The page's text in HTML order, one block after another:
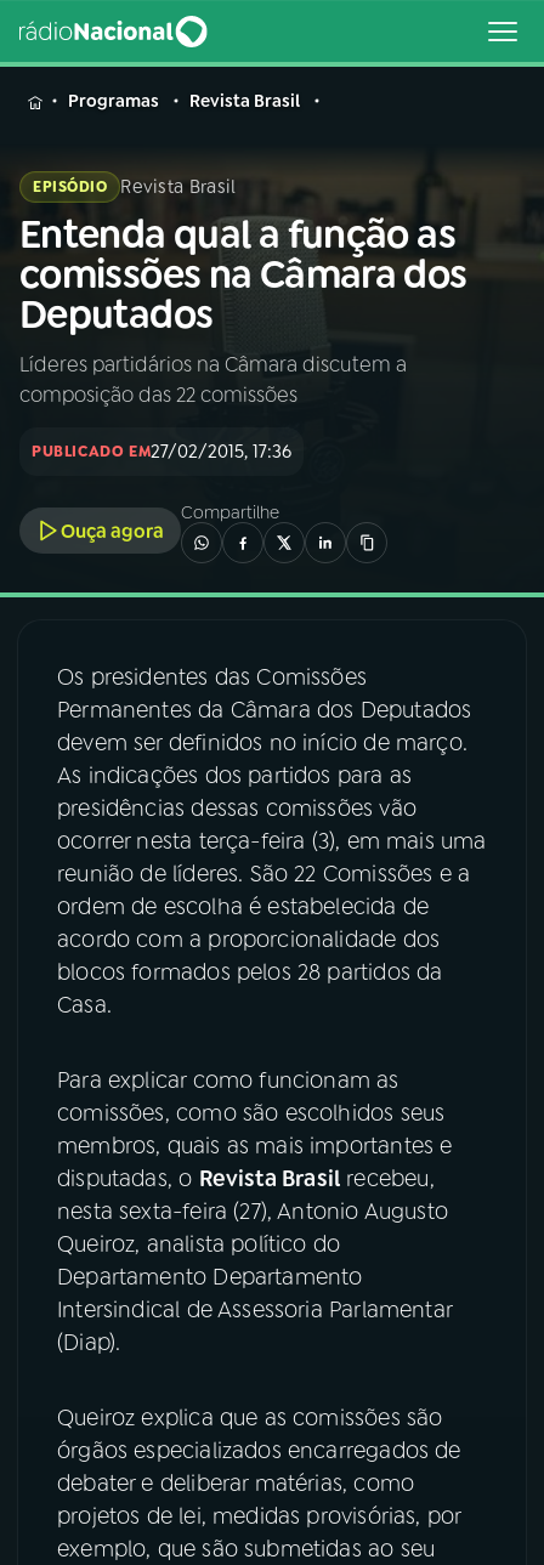
MENU
Buscar
na
Rádio
Nacional
Buscar
AO VIVO
INÍCIO
A RÁDIO
03PROGRAMAÇÃO
04PROGRAMAS
PODCASTS
06VIDEOCASTS
08FESTIVAL DE MÚSICA
ACOMPANHE A RÁDIO NACIONAL
YouTube Facebook
Instagram
TikTok
Programas Revista Brasil
EPISÓDIO Revista Brasil
Entenda qual a função as
comissões na Câmara dos
Deputados
Líderes partidários na Câmara discutem a
composição das 22 comissões
PUBLICADO EM27/02/2015, 17:36
Ouça agora
Compartilhe
Os presidentes das Comissões
Permanentes da Câmara dos Deputados
devem ser definidos no início de março.
As indicações dos partidos para as
presidências dessas comissões vão
ocorrer nesta terça-feira (3), em mais uma
reunião de líderes. São 22 Comissões e a
ordem de escolha é estabelecida de
acordo com a proporcionalidade dos
blocos formados pelos 28 partidos da
Casa.
Para explicar como funcionam as
comissões, como são escolhidos seus
membros, quais as mais importantes e
disputadas, o Revista Brasil recebeu,
nesta sexta-feira (27), Antonio Augusto
Queiroz, analista político do
Departamento Departamento
Intersindical de Assessoria Parlamentar
(Diap).
Queiroz explica que as comissões são
órgãos especializados encarregados de
debater e deliberar matérias, como
projetos de lei, medidas provisórias, por
exemplo, que são submetidas ao seu